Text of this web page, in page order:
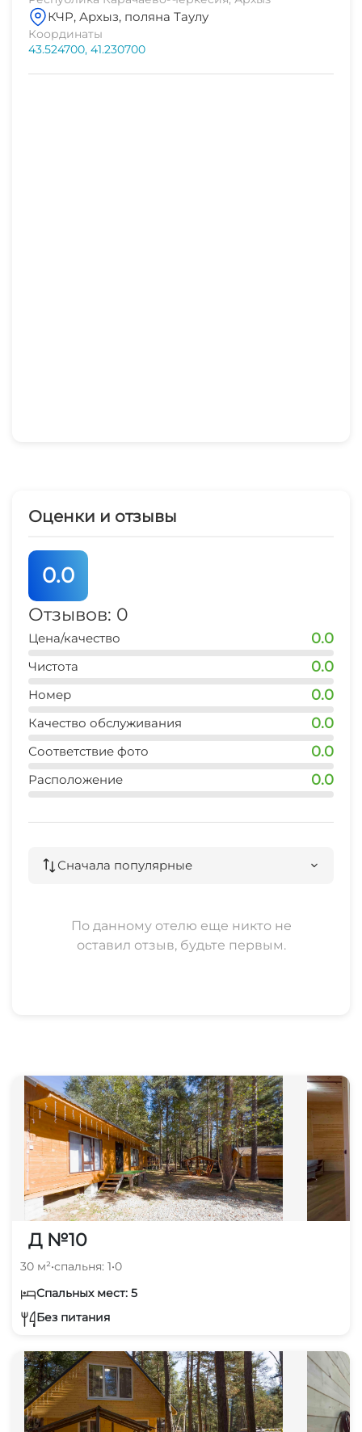
КЧР, Архыз, поляна Таулу
Координаты
43.524700, 41.230700
Оценки и отзывы
0.0
Отзывов: 0
Цена/качество 0.0
Чистота 0.0
Номер 0.0
Качество обслуживания 0.0
Соответствие фото 0.0
Расположение 0.0
Сначала популярные
По данному отелю еще никто не
оставил отзыв, будьте первым.
Д №10
30 м²•спальня: 1•0
Спальных мест: 5
Без питания